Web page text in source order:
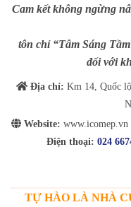
Cam kết không ngừng
tôn chỉ “Tâm Sáng
đối với
Địa chỉ: Km 14, Quốc
Website: www.icomep.vn
Điện thoại: 024
TỰ HÀO LÀ NHÀ